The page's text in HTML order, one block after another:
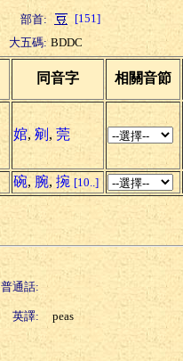
部首: [151]
大五碼: BDDC
同音字 相關音節
婠, 剜 , 莞
碗, 腕, 捥 [10..]
普通話:
英譯: peas